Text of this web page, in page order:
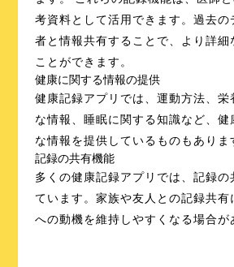
考資料として活用できます。過去の
者と情報共有することで、より詳細
ことができます。
健康に関する情報の提供
健康記録アプリでは、運動方法、栄
な情報、睡眠に関する知識など、健
な情報を提供しているものもありま
記録の共有機能
多くの健康記録アプリでは、記録の
ています。家族や友人との記録共有
への動機を維持しやすくなる場合が